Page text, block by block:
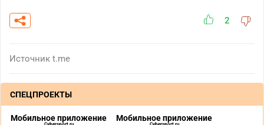
2
Источник t.me
СПЕЦПРОЕКТЫ
Мобильное приложение Мобильное приложение